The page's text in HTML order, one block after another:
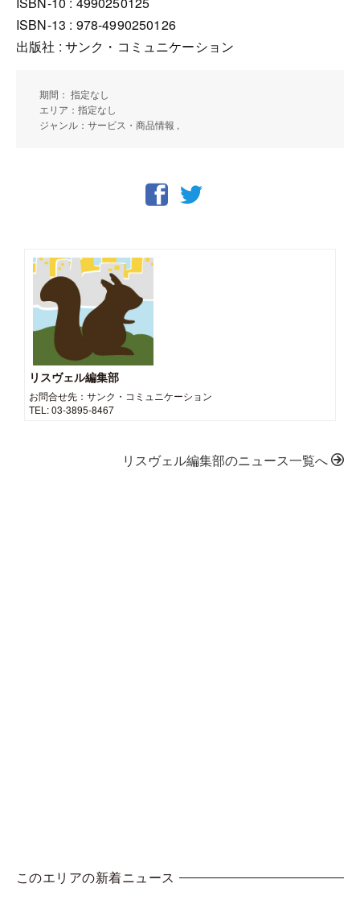
ISBN-13 : 978-4990250126
出版社 : サンク・コミュニケーション
期間： 指定なし
エリア：指定なし
ジャンル：サービス・商品情報 ,
リスヴェル編集部
お問合せ先：サンク・コミュニケーション
TEL: 03-3895-8467
リスヴェル編集部のニュース一覧へ
このエリアの新着ニュース